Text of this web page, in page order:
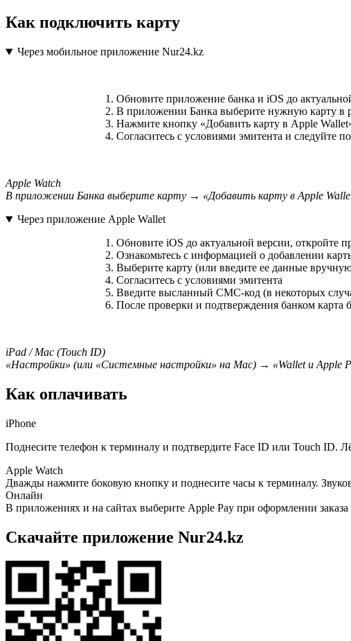
Как подключить карту
Через мобильное приложение Nur24.kz
Обновите приложение банка и iOS до
В приложении Банка выберите нужную карту в
Нажмите кнопку «Добавить карту в Apple
Согласитесь с условиями эмитента и следуйте
Apple Watch
В приложении Банка выберите карту → «Добавить карту в Apple
Через приложение Apple Wallet
Обновите iOS до актуальной версии, откройте
Ознакомьтесь с информацией о добавлении
Выберите карту (или введите ее данные
Согласитесь с условиями эмитента
Введите высланный СМС-код (в некоторых
После проверки и подтверждения банком карта
iPad / Mac (Touch ID)
«Настройки» (или «Системные настройки» на Mac) → «Wallet и Apple
Как оплачивать
iPhone
Поднесите телефон к терминалу и подтвердите Face ID или Touch ID.
Apple Watch
Дважды нажмите боковую кнопку и поднесите часы к терминалу.
Онлайн
В приложениях и на сайтах выберите Apple Pay при оформлении
Скачайте приложение Nur24.kz